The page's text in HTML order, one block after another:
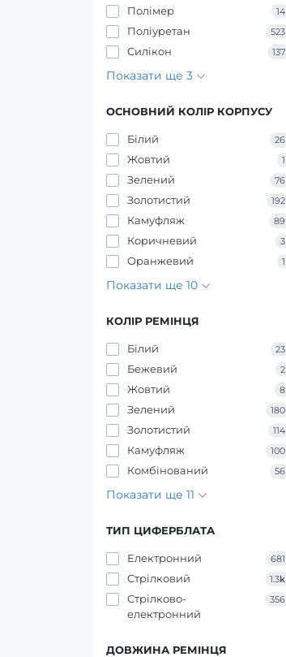
Полімер 14
Поліуретан 523
Силікон 137
Показати ще 3
ОСНОВНИЙ КОЛІР КОРПУСУ
Білий 26
Жовтий 1
Зелений 76
Золотистий 192
Камуфляж 89
Коричневий 3
Оранжевий 1
Показати ще 10
КОЛІР РЕМІНЦЯ
Білий 23
Бежевий 2
Жовтий 8
Зелений 180
Золотистий 114
Камуфляж 100
Комбінований 56
Показати ще 11
ТИП ЦИФЕРБЛАТА
Електронний 681
Стрілковий 1.3k
Стрілково-
електронний
356
ДОВЖИНА РЕМІНЦЯ